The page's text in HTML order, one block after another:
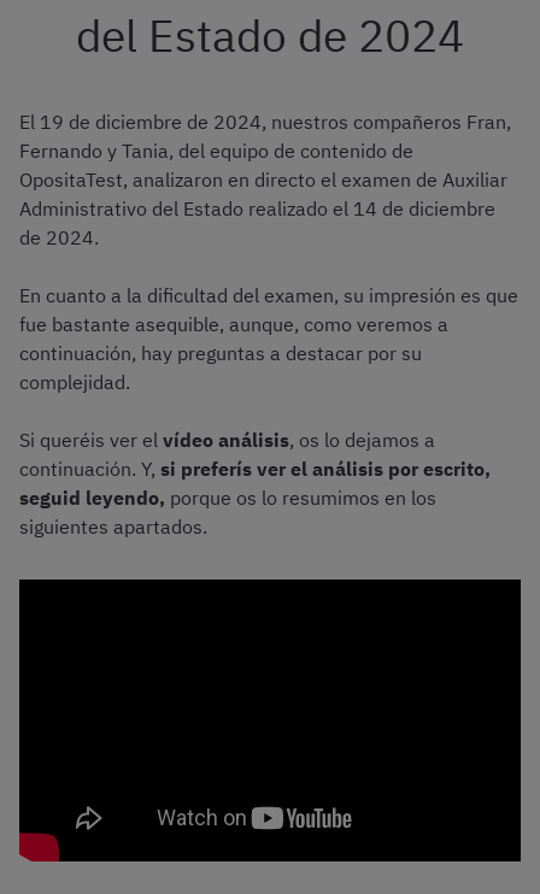
del Estado de 2024
El 19 de diciembre de 2024, nuestros compañeros Fran,
Fernando y Tania, del equipo de contenido de
OpositaTest, analizaron en directo el examen de Auxiliar
Administrativo del Estado realizado el 14 de diciembre
de 2024.
En cuanto a la dificultad del examen, su impresión es que
fue bastante asequible, aunque, como veremos a
continuación, hay preguntas a destacar por su
complejidad.
Si queréis ver el vídeo análisis, os lo dejamos a
continuación. Y, si preferís ver el análisis por escrito,
seguid leyendo, porque os lo resumimos en los
siguientes apartados.